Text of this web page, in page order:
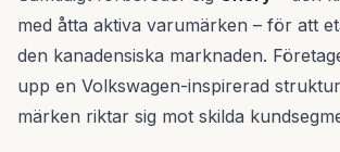
med åtta aktiva varumärken – för att
den kanadensiska marknaden.
upp en Volkswagen-inspirerad
märken riktar sig mot skilda